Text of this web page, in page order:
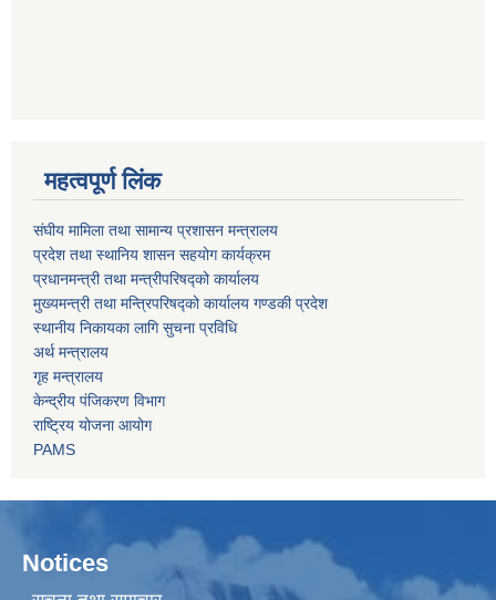
महत्वपूर्ण लिंक
संघीय मामिला तथा सामान्य प्रशासन मन्त्रालय
प्रदेश तथा स्थानिय शासन सहयोग कार्यक्रम
प्रधानमन्त्री तथा मन्त्रीपरिषद्को कार्यालय
मुख्यमन्त्री तथा मन्त्रिपरिषद्को कार्यालय गण्डकी प्रदेश
स्थानीय निकायका लागि सुचना प्रविधि
अर्थ मन्त्रालय
गृह मन्त्रालय
केन्द्रीय पंजिकरण विभाग
राष्ट्रिय योजना आयोग
PAMS
Notices